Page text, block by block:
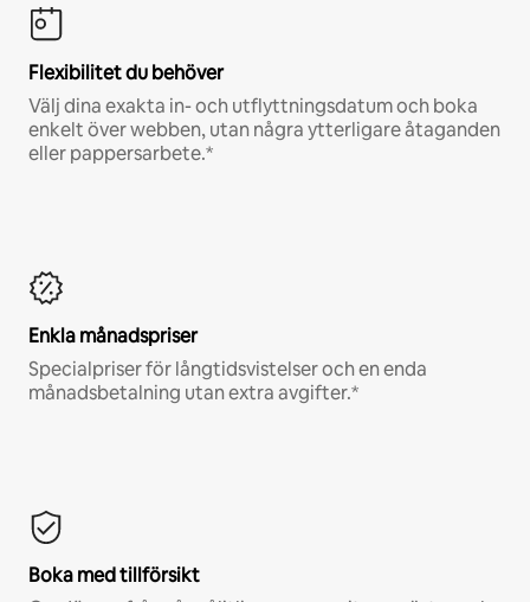
Flexibilitet du behöver
Välj dina exakta in- och utflyttningsdatum och boka
enkelt över webben, utan några ytterligare åtaganden
eller pappersarbete.*
Enkla månadspriser
Specialpriser för långtidsvistelser och en enda
månadsbetalning utan extra avgifter.*
Boka med tillförsikt